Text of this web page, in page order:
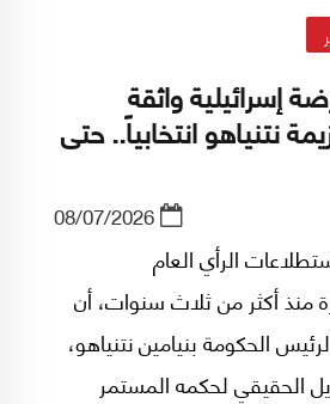
إسرائيلية واثقة
نتنياهو انتخابياً.. حتى
08/07/2026
الرأي العام
منذ أكثر من ثلاث سنوات، أن
الحكومة بنيامين نتنياهو،
الحقيقي لحكمه المستمر